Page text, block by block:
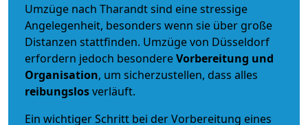
Umzüge nach Tharandt sind eine stressige
Angelegenheit, besonders wenn sie über große
Distanzen stattfinden. Umzüge von Düsseldorf
erfordern jedoch besondereVorbereitung und
Organisation, um sicherzustellen, dass alles
reibungslosverläuft.
Ein wichtiger Schritt bei der Vorbereitung eines